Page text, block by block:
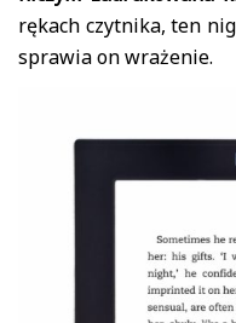
rękach czytnika, ten
sprawia on wrażenie.